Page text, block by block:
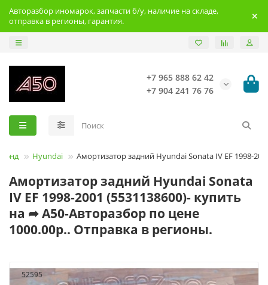
Авторазбор иномарок, запчасти б/у, наличие на складе,
отправка в регионы, гарантия.
+7 965 888 62 42
+7 904 241 76 76
Hyundai Амортизатор задний Hyundai Sonata IV EF 1998-
Амортизатор задний Hyundai Sonata
IV EF 1998-2001 (5531138600)- купить
на ➦ А50-Авторазбор по цене
1000.00р.. Отправка в регионы.
52595